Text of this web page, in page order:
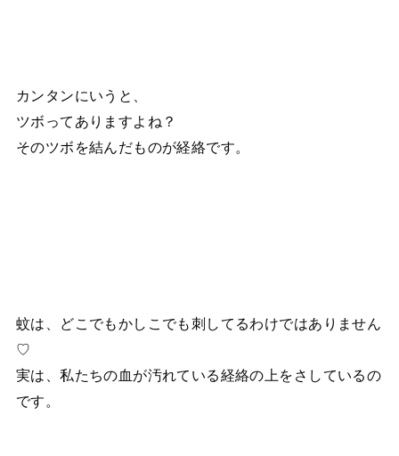
カンタンにいうと、
ツボってありますよね？
そのツボを結んだものが経絡です。
蚊は、どこでもかしこでも刺してるわけではありません
♡
実は、私たちの血が汚れている経絡の上をさしているの
です。